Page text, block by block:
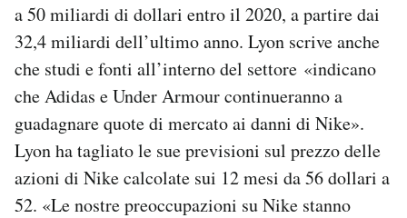
a 50 miliardi di dollari entro il 2020, a partire dai
32,4 miliardi dell’ultimo anno. Lyon scrive anche
che studi e fonti all’interno del settore «indicano
che Adidas e Under Armour continueranno a
guadagnare quote di mercato ai danni di Nike».
Lyon ha tagliato le sue previsioni sul prezzo delle
azioni di Nike calcolate sui 12 mesi da 56 dollari a
52. «Le nostre preoccupazioni su Nike stanno